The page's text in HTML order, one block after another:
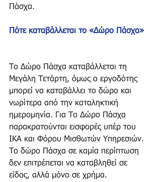
Πάσχα.
Πότε καταβάλλεται το «Δώρο Πάσχα»
Το Δώρο Πάσχα καταβάλλεται τη
Μεγάλη Τετάρτη, όμως ο εργοδότης
μπορεί να καταβάλλει το δώρο και
νωρίτερα από την καταληκτική
ημερομηνία. Για Το Δώρο Πάσχα
παρακρατούνται εισφορές υπέρ του
ΙΚΑ και Φόρου Μισθωτών Υπηρεσιών.
Το δώρο Πάσχα σε καμία περίπτωση
δεν επιτρέπεται να καταβληθεί σε
είδος, αλλά μόνο σε χρήμα.